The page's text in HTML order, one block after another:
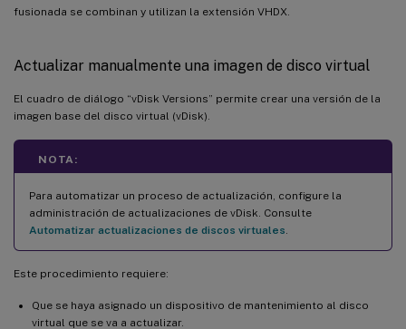
fusionada se combinan y utilizan la extensión VHDX.
Actualizar manualmente una imagen de disco virtual
El cuadro de diálogo “vDisk Versions” permite crear una versión de la
imagen base del disco virtual (vDisk).
NOTA:
Para automatizar un proceso de actualización, configure la
administración de actualizaciones de vDisk. Consulte
Automatizar actualizaciones de discos virtuales
Este procedimiento requiere:
Que se haya asignado un dispositivo de mantenimiento al disco
virtual que se va a actualizar.